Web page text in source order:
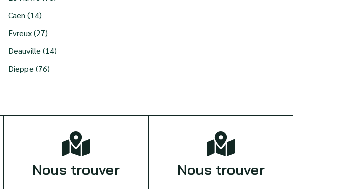
Caen (14)
Evreux (27)
Deauville (14)
Dieppe (76)
Nous trouver Nous trouver